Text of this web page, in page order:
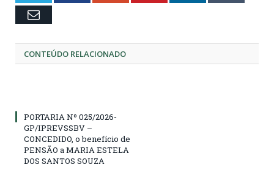
Email
CONTEÚDO RELACIONADO
PORTARIA Nº 025/2026-
GP/IPREVSSBV –
CONCEDIDO, o benefício de
PENSÃO a MARIA ESTELA
DOS SANTOS SOUZA